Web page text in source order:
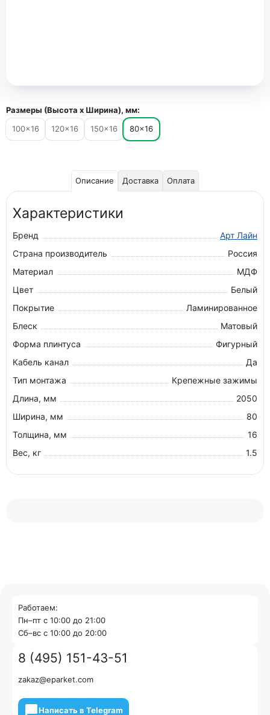
Размеры (Высота х Ширина), мм:
100×16
120×16 150×16 80×16
Описание Доставка Оплата
Характеристики
Бренд
Арт Лайн
Страна производитель
Россия
Материал
МДФ
Цвет
Белый
Покрытие
Ламинированное
Блеск
Матовый
Форма плинтуса
Фигурный
Кабель канал
Да
Тип монтажа
Крепежные зажимы
Длина, мм
2050
Ширина, мм
80
Толщина, мм
16
Вес, кг
1.5
Работаем:
Пн–пт с 10:00 до 21:00
Cб–вс с 10:00 до 20:00
8 (495) 151-43-51
zakaz@eparket.com
Написать в Telegram